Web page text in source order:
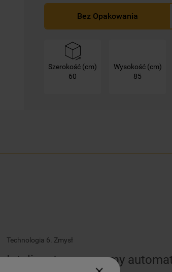
Bez Opakowania
Szerokość (cm)
60
Wysokość (cm)
85
Technologia 6. Zmysł
Inteligentne programy
zarządzać
NIEZBĘDNE"